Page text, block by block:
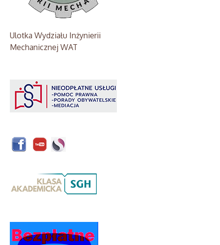
Ulotka Wydziału Inżynierii
Mechanicznej WAT